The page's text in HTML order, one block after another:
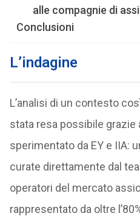
alle compagnie di
Conclusioni
L’indagine
L’analisi di un contesto
stata resa possibile grazie
sperimentato da EY e IIA:
curate direttamente dal
operatori del mercato
rappresentato da oltre